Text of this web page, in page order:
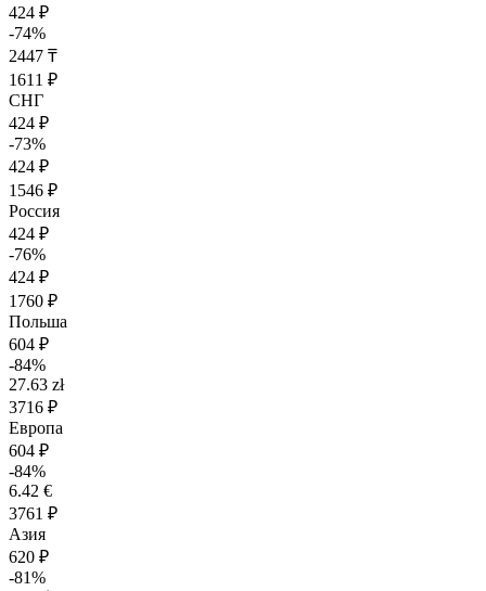
424 ₽
-74%
2447 ₸
1611 ₽
СНГ
424 ₽
-73%
424 ₽
1546 ₽
Россия
424 ₽
-76%
424 ₽
1760 ₽
Польша
604 ₽
-84%
27.63 zł
3716 ₽
Европа
604 ₽
-84%
6.42 €
3761 ₽
Азия
620 ₽
-81%